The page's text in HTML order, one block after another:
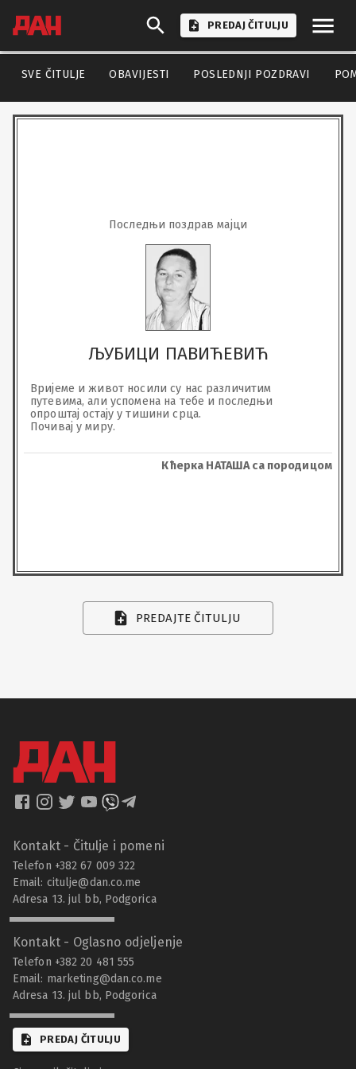
PREDAJ ČITULJU
SVE ČITULJE OBAVIJESTI POSLEDNJI POZDRAVI
Последњи поздрав мајци
ЉУБИЦИ ПАВИЋЕВИЋ
Вријеме и живот носили су нас различитим
путевима, али успомена на тебе и последњи
опроштај остају у тишини срца.
Почивај у миру.
Кћерка НАТАША са породицом
PREDAJTE ČITULJU
Kontakt - Čitulje i pomeni
Telefon +382 67 009 322
Email: citulje@dan.co.me
Adresa 13. jul bb, Podgorica
Kontakt - Oglasno odjeljenje
Telefon +382 20 481 555
Email: marketing@dan.co.me
Adresa 13. jul bb, Podgorica
PREDAJ ČITULJU